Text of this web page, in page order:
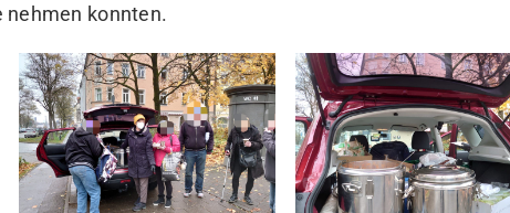
nehmen konnten.